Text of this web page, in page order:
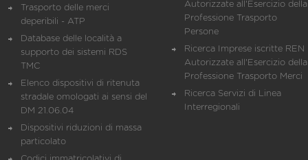
Trasporto delle merci
deperibili - ATP
Database delle località a
supporto dei sistemi RDS
TMC
Elenco dispositivi di ritenuta
stradale omologati ai sensi del
DM 21.06.04
Dispositivi riduzioni di massa
particolato
Autorizzate all'Esercizio della
Professione Trasporto
Persone
Ricerca Imprese iscritte REN
Autorizzate all'Esercizio della
Professione Trasporto Merci
Ricerca Servizi di Linea
Interregionali